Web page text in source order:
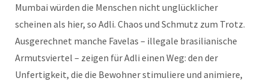
Mumbai würden die Menschen nicht unglücklicher
scheinen als hier, so Adli. Chaos und Schmutz zum Trotz.
Ausgerechnet manche Favelas – illegale brasilianische
Armutsviertel – zeigen für Adli einen Weg: den der
Unfertigkeit, die die Bewohner stimuliere und animiere,